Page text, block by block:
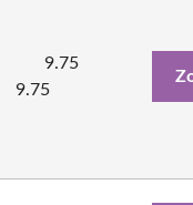
9.75
9.75